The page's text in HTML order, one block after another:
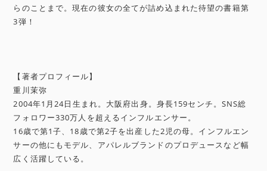
らのことまで。現在の彼女の全てが詰め込まれた待望の書籍第
3弾！
【著者プロフィール】
重川茉弥
2004年1月24日生まれ。大阪府出身。身長159センチ。SNS総
フォロワー330万人を超えるインフルエンサー。
16歳で第1子、18歳で第2子を出産した2児の母。インフルエン
サーの他にもモデル、アパレルブランドのプロデュースなど幅
広く活躍している。